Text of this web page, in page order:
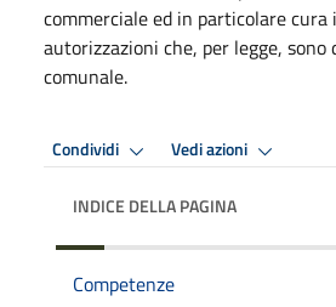
commerciale ed in particolare cura
autorizzazioni che, per legge, sono
comunale.
Condividi Vedi azioni
INDICE DELLA PAGINA
Competenze